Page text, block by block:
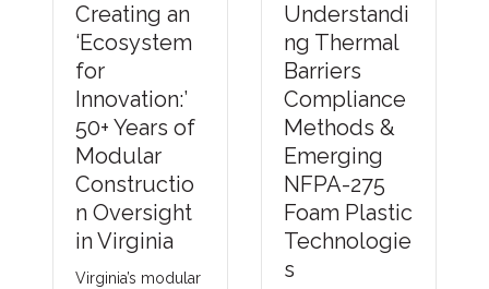
Creating an
‘Ecosystem
for
Innovation:’
50+ Years of
Modular
Constructio
n Oversight
in Virginia
Virginia’s modular
Understandi
ng Thermal
Barriers
Compliance
Methods &
Emerging
NFPA-275
Foam Plastic
Technologie
s